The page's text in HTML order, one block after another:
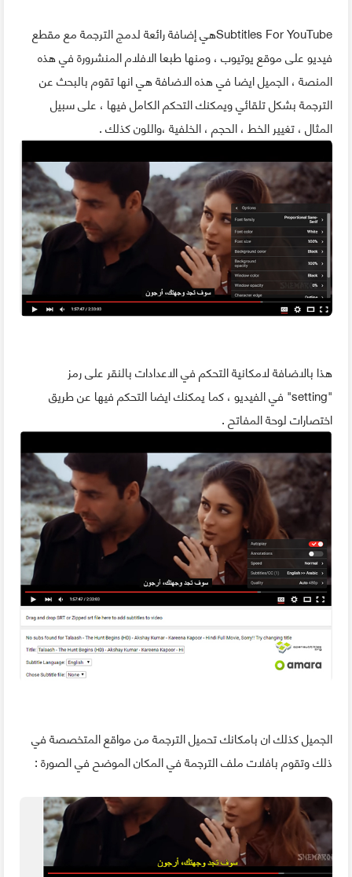
Subtitles For YouTubeهي إضافة رائعة لدمج الترجمة مع مقطع
فيديو على موقع يوتيوب ، ومنها طبعا الافلام المنشرورة في هذه
المنصة ، الجميل ايضا في هذه الاضافة هي انها تقوم بالبحث عن
الترجمة بشكل تلقائي ويمكنك التحكم الكامل فيها ، على سبيل
المثال ، تغيير الخط ، الحجم ، الخلفية ،واللون كذلك .
هذا بالاضافة لامكانية التحكم في الاعدادات بالنقر على رمز
"setting" في الفيديو ، كما يمكنك ايضا التحكم فيها عن طريق
اختصارات لوحة المفاتح .
الجميل كذلك ان بامكانك تحميل الترجمة من مواقع المتخصصة في
ذلك وتقوم بافلات ملف الترجمة في المكان الموضح في الصورة :